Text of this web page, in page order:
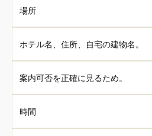
場所
ホテル名、住所、自宅の建物名。
案内可否を正確に見るため。
時間